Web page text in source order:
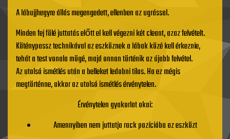
A lábujjhegyre állás megengedett, ellenben az ugrással.
Minden fej fölé juttatás előtt el kell végezni két cleant, azaz felvételt.
Köténypassz technikával az eszköznek a lábak közé kell érkeznie,
tehát a test vonala mögé, majd onnan történik az újabb felvétel.
Az utolsó ismétlés után a belleket ledobni tilos. Ha ez mégis
megtörténne, akkor az utolsó ismétlés érvénytelen.
Érvénytelen gyakorlat okai:
Amennyiben nem juttatja rack pozícióba az eszközt